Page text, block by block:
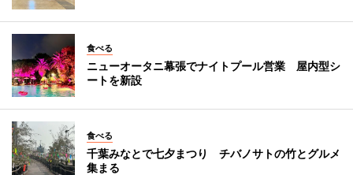
食べる
ニューオータニ幕張でナイトプール営業 屋内型シ
ートを新設
食べる
千葉みなとで七夕まつり チバノサトの竹とグルメ
集まる